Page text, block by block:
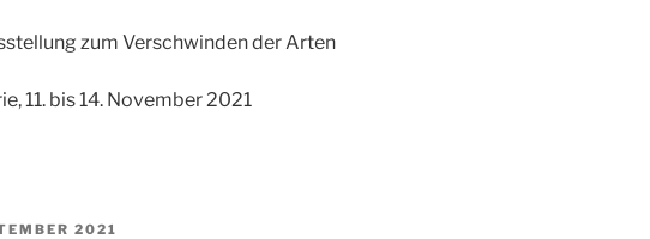
zum Verschwinden der Arten
11. bis 14. November 2021
2021